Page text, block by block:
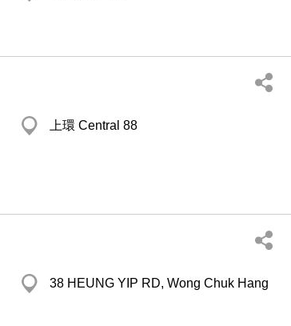
上環 Central 88
38 HEUNG YIP RD, Wong Chuk Hang